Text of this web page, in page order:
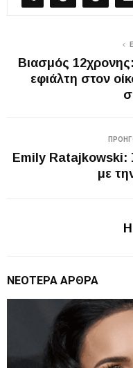
Βιασμός
εφιάλτη στον
Emily Ratajkowski:
με
ΝΕΌΤΕΡΑ ΆΡΘΡΑ